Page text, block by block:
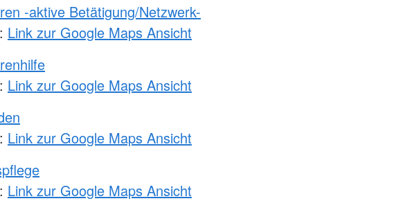
-aktive Betätigung/Netzwerk-
Link zur Google Maps Ansicht
Link zur Google Maps Ansicht
Link zur Google Maps Ansicht
Link zur Google Maps Ansicht